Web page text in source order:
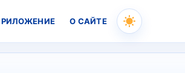
to
О САЙТЕ